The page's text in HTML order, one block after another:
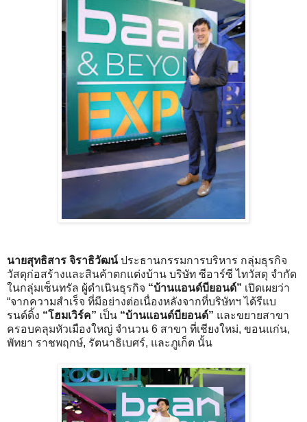
นายสุทธิสาร จิราธิวัฒน์ ประธานกรรมการบริหาร กลุ่มธุรกิจ
วัสดุก่อสร้างและสินค้าตกแต่งบ้าน บริษัท ซีอาร์ซี ไทวัสดุ จำกัด
ในกลุ่มเซ็นทรัล ผู้ดำเนินธุรกิจ “บ้านแอนด์บียอนด์” เปิดเผยว่า
“จากความสำเร็จ ที่มีอย่างต่อเนื่องหลังจากที่บริษัทฯ ได้รีแบ
รนด์ดิ้ง “โฮมเวิร์ค” เป็น “บ้านแอนด์บียอนด์” และขยายสาขา
ครอบคลุมหัวเมืองใหญ่ จำนวน 6 สาขา ที่เชียงใหม่, ขอนแก่น,
พัทยา ราชพฤกษ์, รัตนาธิเบศร์, และภูเก็ต นั้น